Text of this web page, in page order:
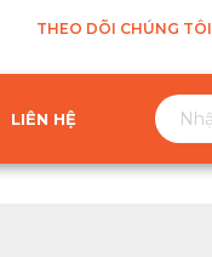
THEO DÕI CHÚNG TÔI
LIÊN HỆ